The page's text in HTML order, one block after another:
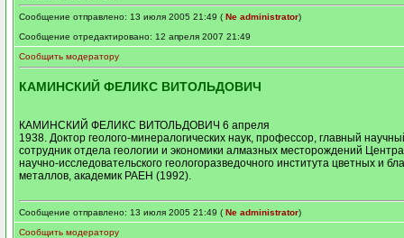
Сообщение отправлено: 13 июля 2005 21:49 ( Ne administrator)
Сообщение отредактировано: 12 апреля 2007 21:49
Сообщить модератору
КАМИНСКИЙ ФЕЛИКС ВИТОЛЬДОВИЧ
КАМИНСКИЙ ФЕЛИКС ВИТОЛЬДОВИЧ 6 апреля
1938. Доктор геолого-минералогических наук, профессор, главный
сотрудник отдела геологии и экономики алмазных месторождений
научно-исследовательского геологоразведочного института цветных и
металлов, академик РАЕН (1992).
Сообщение отправлено: 13 июля 2005 21:49 ( Ne administrator)
Сообщить модератору